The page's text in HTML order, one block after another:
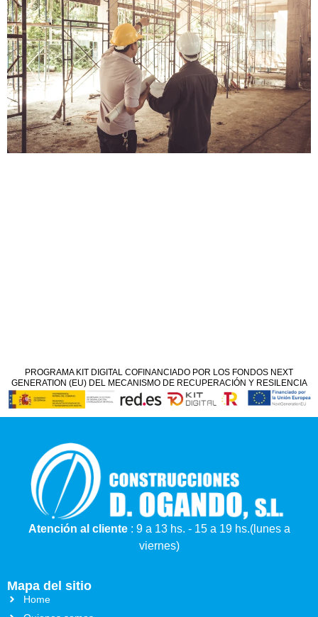
PROGRAMA KIT DIGITAL COFINANCIADO POR LOS FONDOS NEXT
GENERATION (EU) DEL MECANISMO DE RECUPERACIÓN Y RESILENCIA
Atención al cliente : 9 a 13 hs. - 15 a 19 hs.(lunes a
viernes)
Mapa del sitio
Home